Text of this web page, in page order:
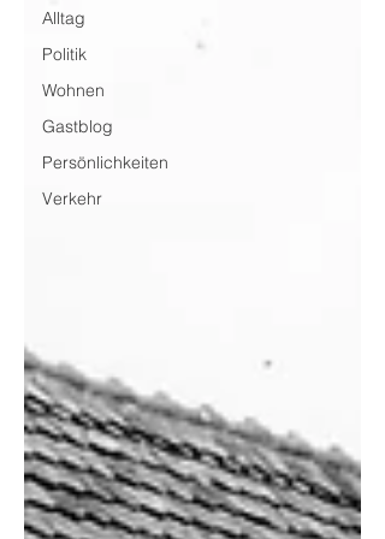
Alltag
Politik
Wohnen
Gastblog
Persönlichkeiten
Verkehr